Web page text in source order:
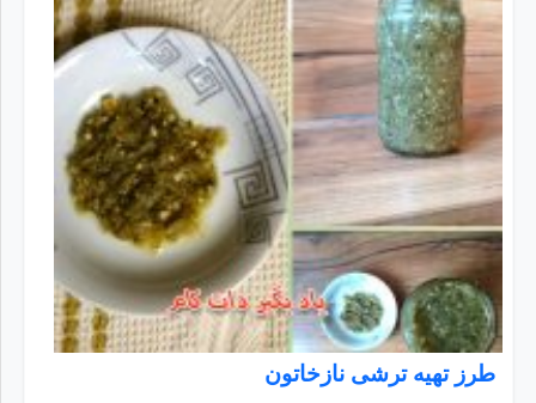
طرز تهیه ترشی نازخاتون